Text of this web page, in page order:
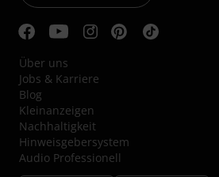
Über uns
Jobs & Karriere
Blog
Kleinanzeigen
Nachhaltigkeit
Hinweisgebersystem
Audio Professionell